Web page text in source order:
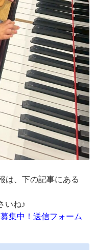
は、下の記事にある
いね♪
集中！送信フォーム